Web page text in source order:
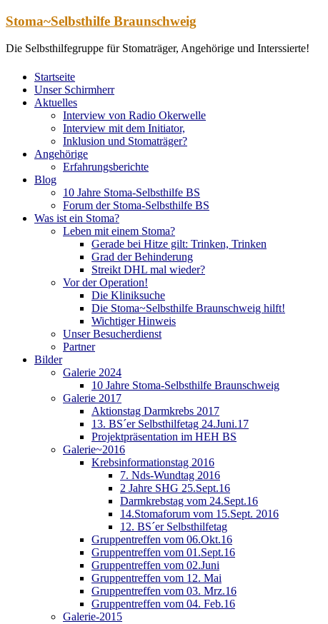
Zum
springen
Stoma~Selbsthilfe Braunschweig
Die Selbsthilfegruppe für Stomaträger, Angehörige und Interssierte!
Startseite
Unser Schirmherr
Aktuelles
Interview von Radio Okerwelle
Interview mit dem Initiator,
Inklusion und Stomaträger?
Angehörige
Erfahrungsberichte
Blog
10 Jahre Stoma-Selbsthilfe BS
Forum der Stoma-Selbsthilfe BS
Was ist ein Stoma?
Leben mit einem Stoma?
Gerade bei Hitze gilt: Trinken, Trinken
Grad der Behinderung
Streikt DHL mal wieder?
Vor der Operation!
Die Kliniksuche
Die Stoma~Selbsthilfe Braunschweig hilft!
Wichtiger Hinweis
Unser Besucherdienst
Partner
Bilder
Galerie 2024
10 Jahre Stoma-Selbsthilfe Braunschweig
Galerie 2017
Aktionstag Darmkrebs 2017
13. BS´er Selbsthilfetag 24.Juni.17
Projektpräsentation im HEH BS
Galerie~2016
Krebsinformationstag 2016
7. Nds-Wundtag 2016
2 Jahre SHG 25.Sept.16
Darmkrebstag vom 24.Sept.16
14.Stomaforum vom 15.Sept. 2016
12. BS´er Selbsthilfetag
Gruppentreffen vom 06.Okt.16
Gruppentreffen vom 01.Sept.16
Gruppentreffen vom 02.Juni
Gruppentreffen vom 12. Mai
Gruppentreffen vom 03. Mrz.16
Gruppentreffen vom 04. Feb.16
Galerie-2015